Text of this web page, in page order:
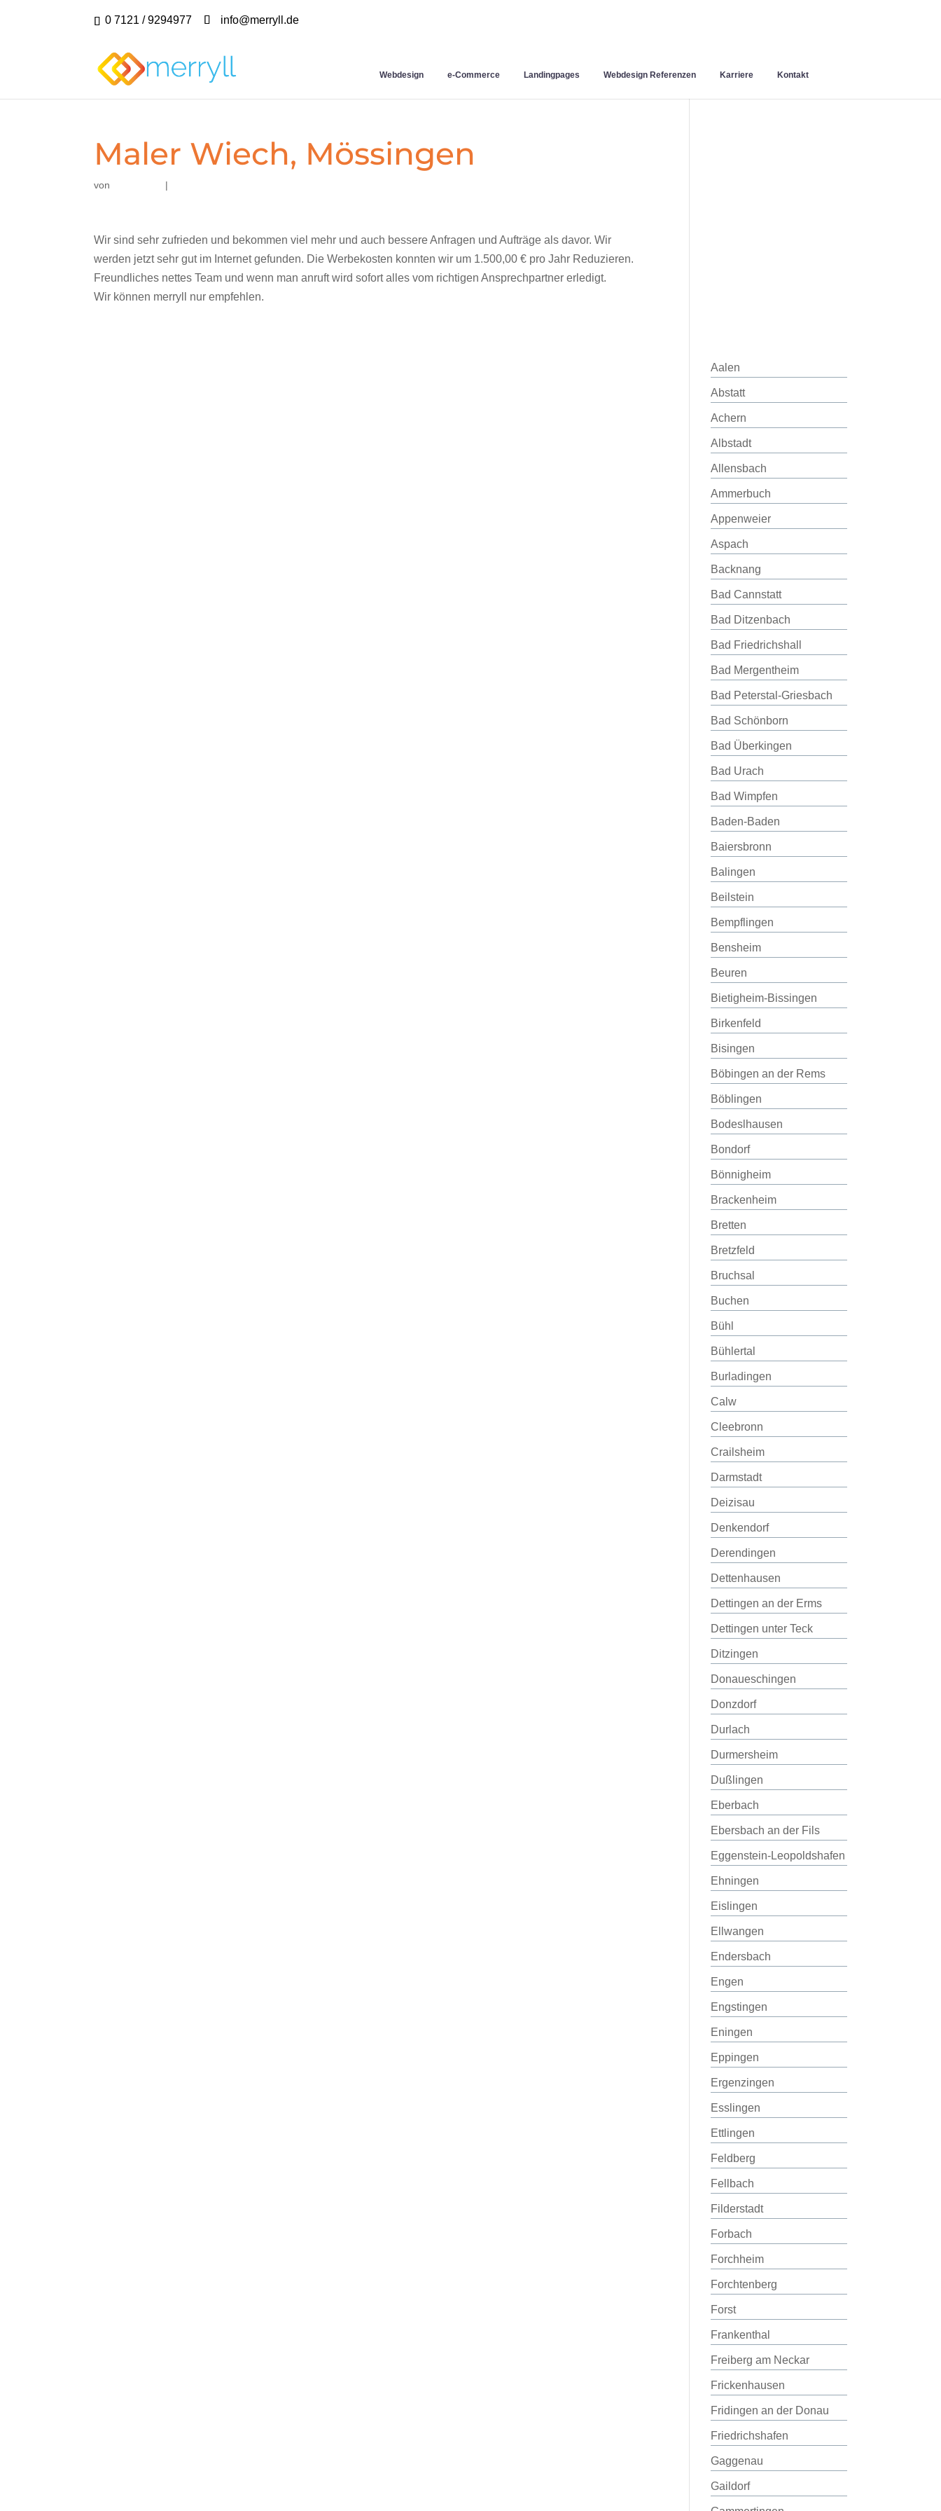
0 7121 / 9294977 info@merryll.de
Webdesign e-Commerce Landingpages Webdesign Referenzen Karriere Kontakt
Maler Wiech, Mössingen
von |
Wir sind sehr zufrieden und bekommen viel mehr und auch bessere Anfragen und Aufträge als davor. Wir
werden jetzt sehr gut im Internet gefunden. Die Werbekosten konnten wir um 1.500,00 € pro Jahr Reduzieren.
Freundliches nettes Team und wenn man anruft wird sofort alles vom richtigen Ansprechpartner erledigt.
Wir können merryll nur empfehlen.
Aalen
Abstatt
Achern
Albstadt
Allensbach
Ammerbuch
Appenweier
Aspach
Backnang
Bad Cannstatt
Bad Ditzenbach
Bad Friedrichshall
Bad Mergentheim
Bad Peterstal-Griesbach
Bad Schönborn
Bad Überkingen
Bad Urach
Bad Wimpfen
Baden-Baden
Baiersbronn
Balingen
Beilstein
Bempflingen
Bensheim
Beuren
Bietigheim-Bissingen
Birkenfeld
Bisingen
Böbingen an der Rems
Böblingen
Bodeslhausen
Bondorf
Bönnigheim
Brackenheim
Bretten
Bretzfeld
Bruchsal
Buchen
Bühl
Bühlertal
Burladingen
Calw
Cleebronn
Crailsheim
Darmstadt
Deizisau
Denkendorf
Derendingen
Dettenhausen
Dettingen an der Erms
Dettingen unter Teck
Ditzingen
Donaueschingen
Donzdorf
Durlach
Durmersheim
Dußlingen
Eberbach
Ebersbach an der Fils
Eggenstein-Leopoldshafen
Ehningen
Eislingen
Ellwangen
Endersbach
Engen
Engstingen
Eningen
Eppingen
Ergenzingen
Esslingen
Ettlingen
Feldberg
Fellbach
Filderstadt
Forbach
Forchheim
Forchtenberg
Forst
Frankenthal
Freiberg am Neckar
Frickenhausen
Fridingen an der Donau
Friedrichshafen
Gaggenau
Gaildorf